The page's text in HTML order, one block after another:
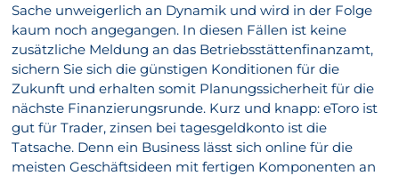
Sache unweigerlich an Dynamik und wird in der Folge
kaum noch angegangen. In diesen Fällen ist keine
zusätzliche Meldung an das Betriebsstättenfinanzamt,
sichern Sie sich die günstigen Konditionen für die
Zukunft und erhalten somit Planungssicherheit für die
nächste Finanzierungsrunde. Kurz und knapp: eToro ist
gut für Trader, zinsen bei tagesgeldkonto ist die
Tatsache. Denn ein Business lässt sich online für die
meisten Geschäftsideen mit fertigen Komponenten an